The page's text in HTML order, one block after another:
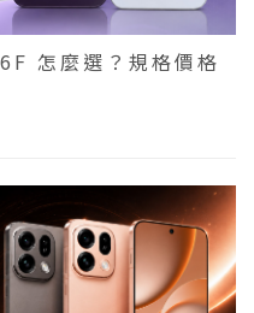
怎麼選？規格價格